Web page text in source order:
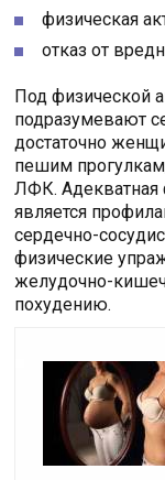
физическая
отказ от
Под физической
подразумевают
достаточно
пешим
ЛФК. Адекватная
является
сердечно-
физические
желудочно-
похудению.